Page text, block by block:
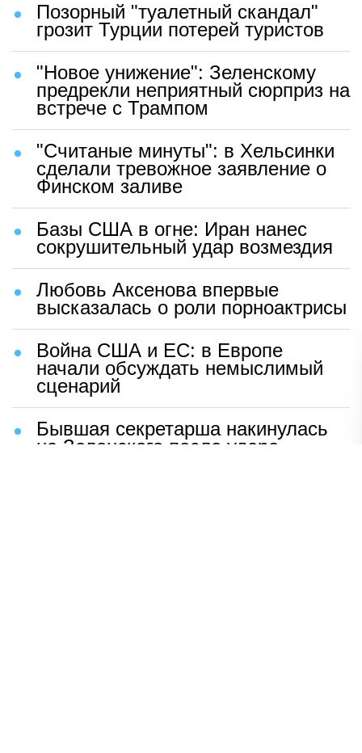
Позорный "туалетный скандал"
грозит Турции потерей туристов
"Новое унижение": Зеленскому
предрекли неприятный сюрприз на
встрече с Трампом
"Считаные минуты": в Хельсинки
сделали тревожное заявление о
Финском заливе
Базы США в огне: Иран нанес
сокрушительный удар возмездия
Любовь Аксенова впервые
высказалась о роли порноактрисы
Война США и ЕС: в Европе
начали обсуждать немыслимый
сценарий
Бывшая секретарша накинулась
на Зеленского после удара